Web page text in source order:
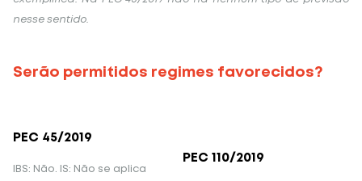
nesse sentido.
Serão permitidos regimes favorecidos?
PEC 45/2019
IBS: Não. IS: Não se aplica
PEC 110/2019